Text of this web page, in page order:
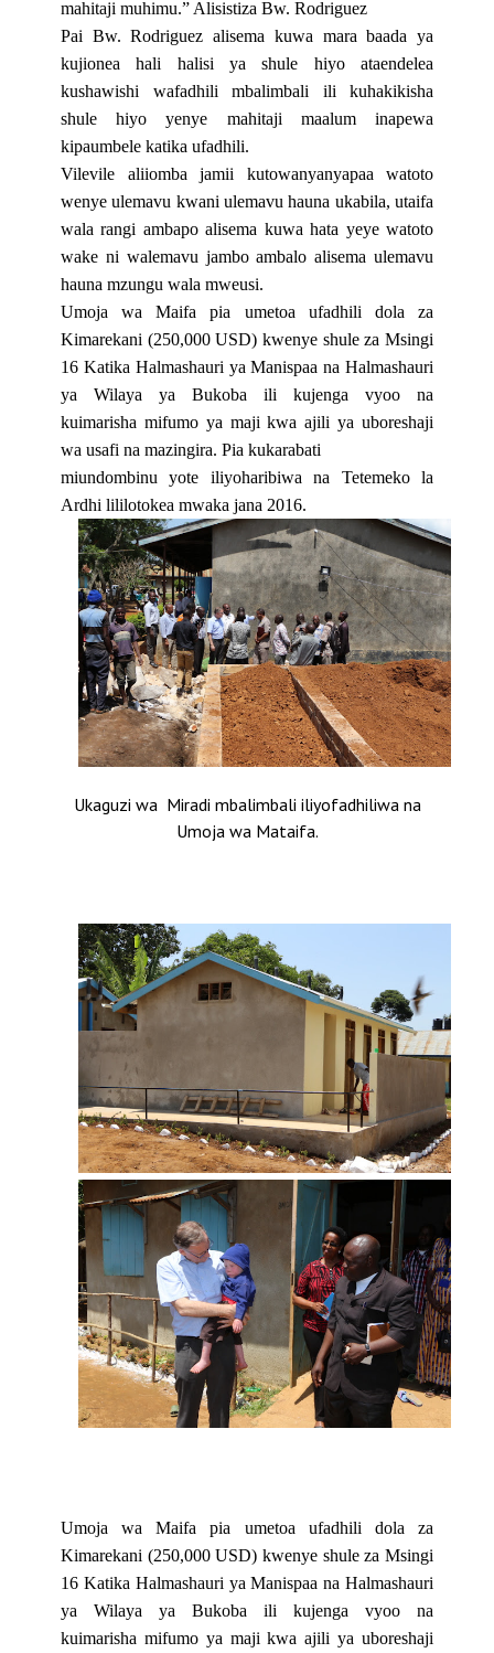
mahitaji muhimu.” Alisistiza Bw. Rodriguez
Pai Bw. Rodriguez alisema kuwa mara baada ya
kujionea hali halisi ya shule hiyo ataendelea
kushawishi wafadhili mbalimbali ili kuhakikisha
shule hiyo yenye mahitaji maalum inapewa
kipaumbele katika ufadhili.
Vilevile aliiomba jamii kutowanyanyapaa watoto
wenye ulemavu kwani ulemavu hauna ukabila, utaifa
wala rangi ambapo alisema kuwa hata yeye watoto
wake ni walemavu jambo ambalo alisema ulemavu
hauna mzungu wala mweusi.
Umoja wa Maifa pia umetoa ufadhili dola za
Kimarekani (250,000 USD) kwenye shule za Msingi
16 Katika Halmashauri ya Manispaa na Halmashauri
ya Wilaya ya Bukoba ili kujenga vyoo na
kuimarisha mifumo ya maji kwa ajili ya uboreshaji
wa usafi na mazingira. Pia kukarabati
miundombinu yote iliyoharibiwa na Tetemeko la
Ardhi lililotokea mwaka jana 2016.
Ukaguzi wa Miradi mbalimbali iliyofadhiliwa na
Umoja wa Mataifa.
Umoja wa Maifa pia umetoa ufadhili dola za
Kimarekani (250,000 USD) kwenye shule za Msingi
16 Katika Halmashauri ya Manispaa na Halmashauri
ya Wilaya ya Bukoba ili kujenga vyoo na
kuimarisha mifumo ya maji kwa ajili ya uboreshaji